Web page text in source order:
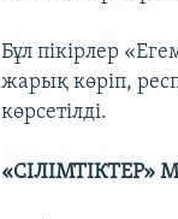
Бұл пікірлер
жарық көріп,
көрсетілді.
«СІЛІМТІКТЕР»